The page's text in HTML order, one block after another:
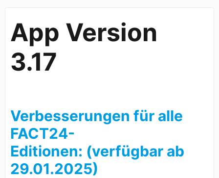
App Version
3.17
Verbesserungen für alle
FACT24-
Editionen: (verfügbar ab
29.01.2025)